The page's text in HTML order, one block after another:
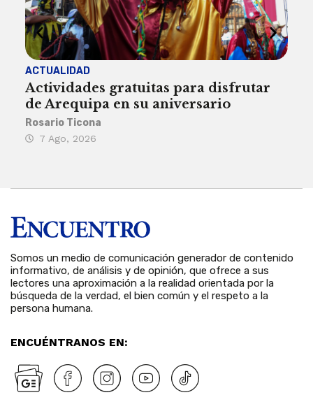
ACTUALIDAD
Actividades gratuitas para disfrutar
de Arequipa en su aniversario
Rosario Ticona
7 Ago, 2026
Somos un medio de comunicación generador de contenido
informativo, de análisis y de opinión, que ofrece a sus
lectores una aproximación a la realidad orientada por la
búsqueda de la verdad, el bien común y el respeto a la
persona humana.
ENCUÉNTRANOS EN: